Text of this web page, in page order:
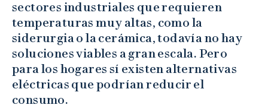
sectores industriales que requieren
temperaturas muy altas, como la
siderurgia o la cerámica, todavía no hay
soluciones viables a gran escala. Pero
para los hogares sí existen alternativas
eléctricas que podrían reducir el
consumo.